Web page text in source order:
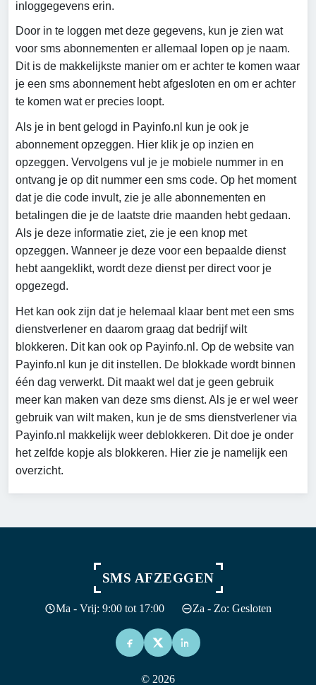
inloggegevens erin.
Door in te loggen met deze gegevens, kun je zien wat
voor sms abonnementen er allemaal lopen op je naam.
Dit is de makkelijkste manier om er achter te komen waar
je een sms abonnement hebt afgesloten en om er achter
te komen wat er precies loopt.
Als je in bent gelogd in Payinfo.nl kun je ook je
abonnement opzeggen. Hier klik je op inzien en
opzeggen. Vervolgens vul je je mobiele nummer in en
ontvang je op dit nummer een sms code. Op het moment
dat je die code invult, zie je alle abonnementen en
betalingen die je de laatste drie maanden hebt gedaan.
Als je deze informatie ziet, zie je een knop met
opzeggen. Wanneer je deze voor een bepaalde dienst
hebt aangeklikt, wordt deze dienst per direct voor je
opgezegd.
Het kan ook zijn dat je helemaal klaar bent met een sms
dienstverlener en daarom graag dat bedrijf wilt
blokkeren. Dit kan ook op Payinfo.nl. Op de website van
Payinfo.nl kun je dit instellen. De blokkade wordt binnen
één dag verwerkt. Dit maakt wel dat je geen gebruik
meer kan maken van deze sms dienst. Als je er wel weer
gebruik van wilt maken, kun je de sms dienstverlener via
Payinfo.nl makkelijk weer deblokkeren. Dit doe je onder
het zelfde kopje als blokkeren. Hier zie je namelijk een
overzicht.
SMS AFZEGGEN
Ma - Vrij: 9:00 tot 17:00 Za - Zo: Gesloten
© 2026